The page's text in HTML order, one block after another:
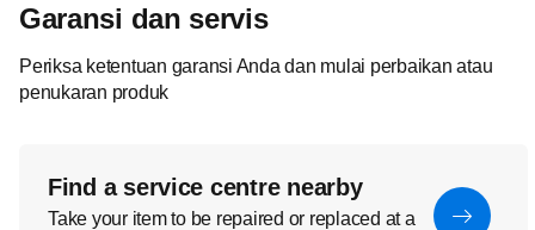
Garansi dan servis
Periksa ketentuan garansi Anda dan mulai perbaikan atau
penukaran produk
Find a service centre nearby
Take your item to be repaired or replaced at a